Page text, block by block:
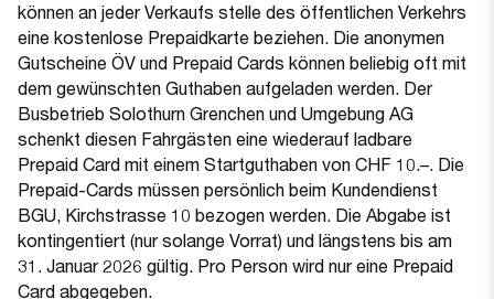
können an jeder Verkaufs stelle des öffentlichen Verkehrs
eine kostenlose Prepaidkarte beziehen. Die anonymen
Gutscheine ÖV und Prepaid Cards können beliebig oft mit
dem gewünschten Guthaben aufgeladen werden. Der
Busbetrieb Solothurn Grenchen und Umgebung AG
schenkt diesen Fahrgästen eine wiederauf ladbare
Prepaid Card mit einem Startguthaben von CHF 10.–. Die
Prepaid-Cards müssen persönlich beim Kundendienst
BGU, Kirchstrasse 10 bezogen werden. Die Abgabe ist
kontingentiert (nur solange Vorrat) und längstens bis am
31. Januar 2026 gültig. Pro Person wird nur eine Prepaid
Card abgegeben.